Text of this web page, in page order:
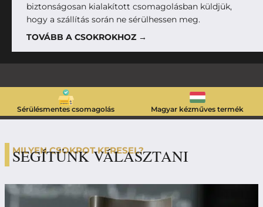
biztonságosan kialakított csomagolásban küldjük,
hogy a szállítás során ne sérülhessen meg.
TOVÁBB A CSOKROKHOZ →
Sérülésmentes csomagolás Magyar kézműves termék
MILYEN CSOKROT KERESEL?
SEGÍTÜNK VÁLASZTANI